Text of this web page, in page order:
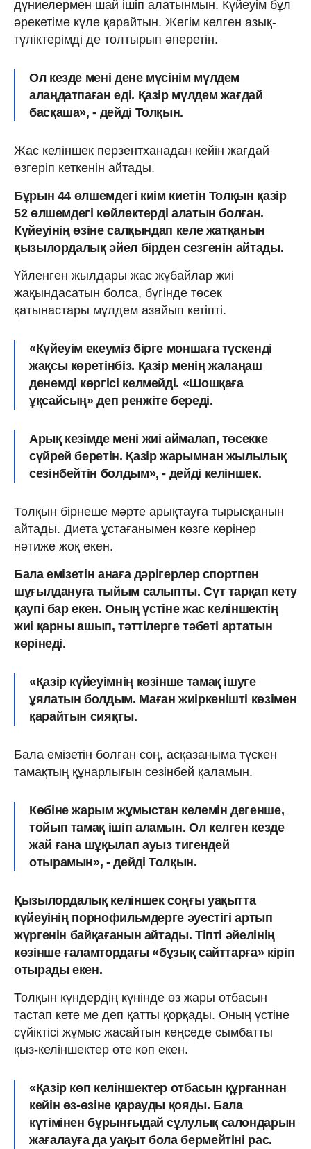
дүниелермен шай ішіп алатынмын. Күйеуім бұл
әрекетіме күле қарайтын. Жегім келген азық-
түліктерімді де толтырып әперетін.
Ол кезде мені дене мүсінім мүлдем
алаңдатпаған еді. Қазір мүлдем жағдай
басқаша», - дейді Толқын.
Жас келіншек перзентханадан кейін жағдай
өзгеріп кеткенін айтады.
Бұрын 44 өлшемдегі киім киетін Толқын қазір
52 өлшемдегі көйлектерді алатын болған.
Күйеуінің өзіне салқындап келе жатқанын
қызылордалық әйел бірден сезгенін айтады.
Үйленген жылдары жас жұбайлар жиі
жақындасатын болса, бүгінде төсек
қатынастары мүлдем азайып кетіпті.
«Күйеуім екеуміз бірге моншаға түскенді
жақсы көретінбіз. Қазір менің жалаңаш
денемді көргісі келмейді. «Шошқаға
ұқсайсың» деп ренжіте береді.
Арық кезімде мені жиі аймалап, төсекке
сүйрей беретін. Қазір жарымнан жылылық
сезінбейтін болдым», - дейді келіншек.
Толқын бірнеше мәрте арықтауға тырысқанын
айтады. Диета ұстағанымен көзге көрінер
нәтиже жоқ екен.
Бала емізетін анаға дәрігерлер спортпен
шұғылдануға тыйым салыпты. Сүт тарқап кету
қаупі бар екен. Оның үстіне жас келіншектің
жиі қарны ашып, тәттілерге тәбеті артатын
көрінеді.
«Қазір күйеуімнің көзінше тамақ ішуге
ұялатын болдым. Маған жиіркенішті көзімен
қарайтын сияқты.
Бала емізетін болған соң, асқазаныма түскен
тамақтың құнарлығын сезінбей қаламын.
Көбіне жарым жұмыстан келемін дегенше,
тойып тамақ ішіп аламын. Ол келген кезде
жай ғана шұқылап ауыз тигендей
отырамын», - дейді Толқын.
Қызылордалық келіншек соңғы уақытта
күйеуінің порнофильмдерге әуестігі артып
жүргенін байқағанын айтады. Тіпті әйелінің
көзінше ғаламтордағы «бұзық сайттарға» кіріп
отырады екен.
Толқын күндердің күнінде өз жары отбасын
тастап кете ме деп қатты қорқады. Оның үстіне
сүйіктісі жұмыс жасайтын кеңседе сымбатты
қыз-келіншектер өте көп екен.
«Қазір көп келіншектер отбасын құрғаннан
кейін өз-өзіне қарауды қояды. Бала
күтімінен бұрынғыдай сұлулық салондарын
жағалауға да уақыт бола бермейтіні рас.